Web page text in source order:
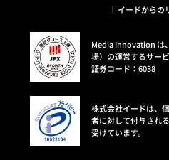
イードからの
Media Innovation は
場）の運営するサービ
証券コード：6038
株式会社イードは、
者に対して付与され
受けています。